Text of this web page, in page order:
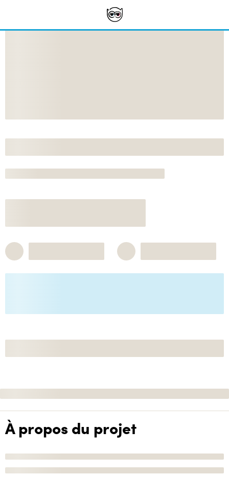
À propos du projet